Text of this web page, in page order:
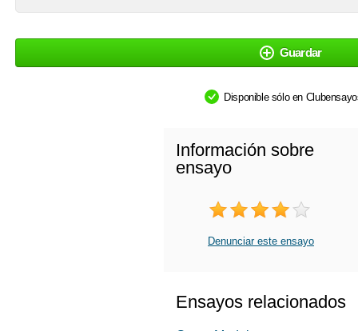
Guardar
Disponible sólo en
Información sobre
ensayo
Denunciar este ensayo
Ensayos relacionados